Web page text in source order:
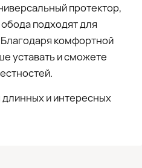
протектор,
подходят для
комфортной
уставать и сможете
и интересных